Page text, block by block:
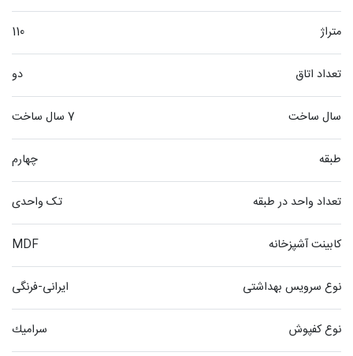
متراژ 110
تعداد اتاق دو
سال ساخت 7 سال ساخت
طبقه چهارم
تعداد واحد در طبقه تک واحدی
کابینت آشپزخانه MDF
نوع سرویس بهداشتی ایرانی-فرنگی
نوع کفپوش سراميك